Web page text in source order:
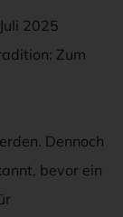
2025
Zum
Dennoch
bevor ein